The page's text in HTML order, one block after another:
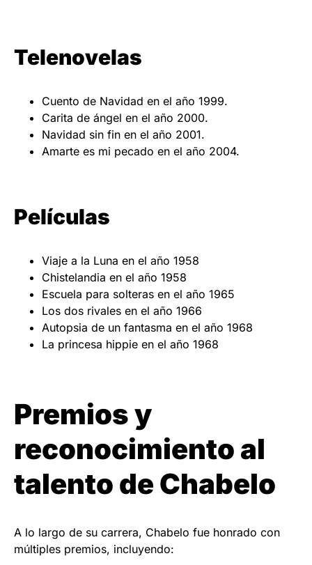
Telenovelas
Cuento de Navidad en el año 1999.
Carita de ángel en el año 2000.
Navidad sin fin en el año 2001.
Amarte es mi pecado en el año 2004.
Películas
Viaje a la Luna en el año 1958
Chistelandia en el año 1958
Escuela para solteras en el año 1965
Los dos rivales en el año 1966
Autopsia de un fantasma en el año 1968
La princesa hippie en el año 1968
Premios y
reconocimiento al
talento de Chabelo
A lo largo de su carrera, Chabelo fue honrado con
múltiples premios, incluyendo: